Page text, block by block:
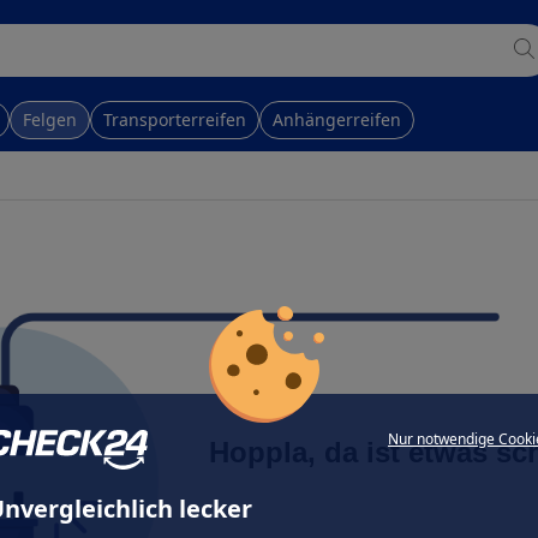
Nur notwendige
lecker
Felgen Transporterreifen Anhängerreifen
Hoppla, da ist etwas